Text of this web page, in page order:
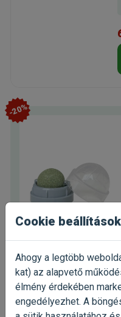
-20%
Cookie beállítások
Ahogy a legtöbb
kat) az alapvető
élmény érdekében
engedélyezhet. A